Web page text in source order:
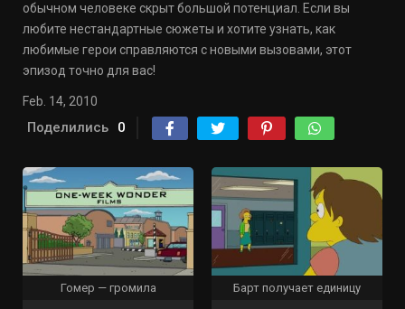
обычном человеке скрыт большой потенциал. Если вы
любите нестандартные сюжеты и хотите узнать, как
любимые герои справляются с новыми вызовами, этот
эпизод точно для вас!
Feb. 14, 2010
Поделились 0
Гомер — громила Барт получает единицу